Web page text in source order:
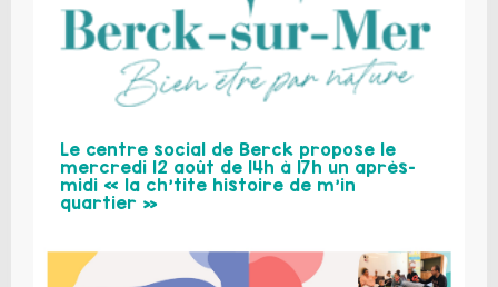
Le centre social de Berck propose le
mercredi 12 août de 14h à 17h un après-
midi « la ch’tite histoire de m’in
quartier »